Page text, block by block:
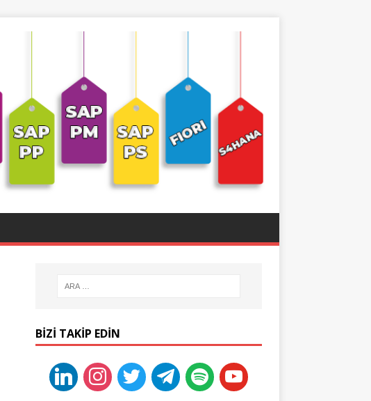
BIZI TAKIP EDIN